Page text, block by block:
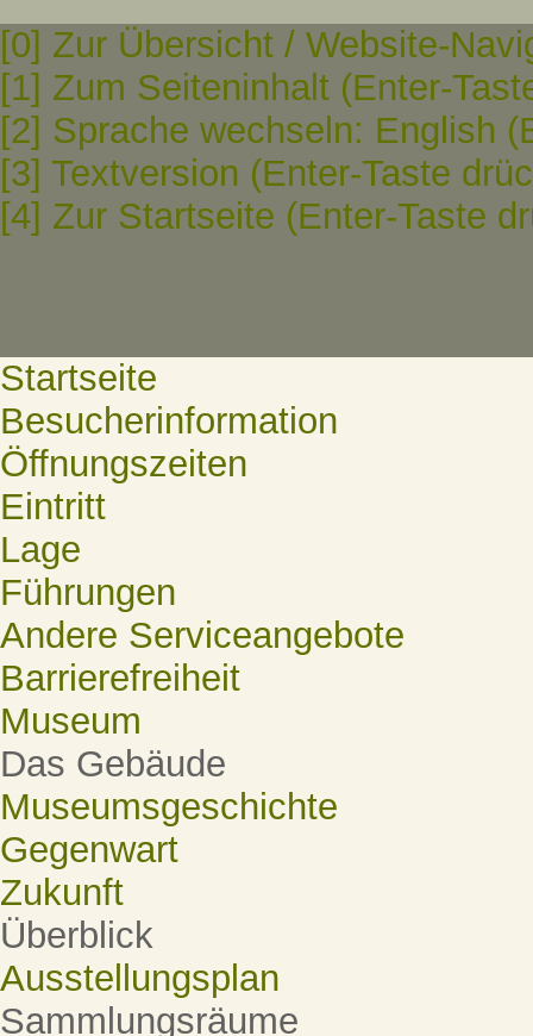
[0] Zur Übersicht / Website-
[1] Zum Seiteninhalt (Enter-
[2] Sprache wechseln: English
[3] Textversion (Enter-Taste
[4] Zur Startseite (Enter-Taste
Startseite
Besucherinformation
Öffnungszeiten
Eintritt
Lage
Führungen
Andere Serviceangebote
Barrierefreiheit
Museum
Das Gebäude
Museumsgeschichte
Gegenwart
Zukunft
Überblick
Ausstellungsplan
Sammlungsräume